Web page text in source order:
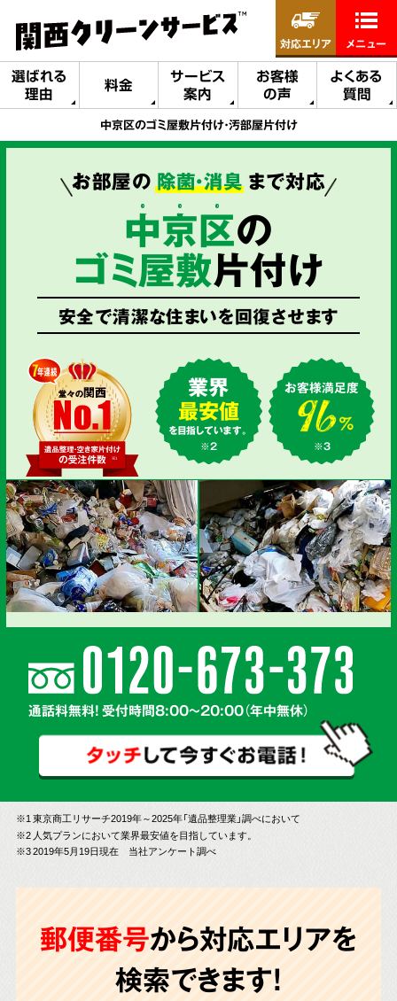
選ばれる
理由
料金
サービス
案内
お客様
の声
よくある
質問
対応エリア メニュー
中京区のゴミ屋敷片付け・汚部屋片付け
お部屋の 除菌・消臭まで対応
中京区の
ゴミ屋敷片付け
安全で清潔な住まいを回復させます
業界
最安値
を目指しています。
※2
お客様満足度
※3
通話料無料! 受付時間8:00～20:00（年中無休）
※1 東京商工リサーチ2019年～2025年「遺品整理業」調べにおいて
※2 人気プランにおいて業界最安値を目指しています。
※3 2019年5月19日現在 当社アンケート調べ
郵便番号から対応エリアを
検索できます!